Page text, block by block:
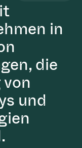
in
die
und